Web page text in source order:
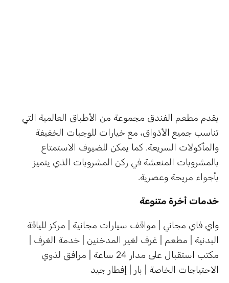
يقدم مطعم الفندق مجموعة من الأطباق العالمية التي
تناسب جميع الأذواق، مع خيارات للوجبات الخفيفة
والمأكولات السريعة. كما يمكن للضيوف الاستمتاع
بالمشروبات المنعشة في ركن المشروبات الذي يتميز
بأجواء مريحة وعصرية.
خدمات أخرة متنوعة
واي فاي مجاني | مواقف سيارات مجانية | مركز للياقة
البدنية | مطعم | غرف لغير المدخنين | خدمة الغرف |
مكتب استقبال على مدار 24 ساعة | مرافق لذوي
الاحتياجات الخاصة | بار | إفطار جيد